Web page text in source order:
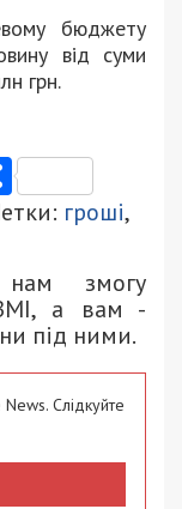
бюджету
від суми
грн.
гроші,
змогу
а вам -
під ними.
Слідкуйте